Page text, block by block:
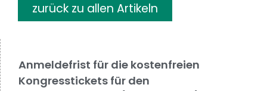
zurück zu allen Artikeln
Anmeldefrist für die kostenfreien
Kongresstickets für den